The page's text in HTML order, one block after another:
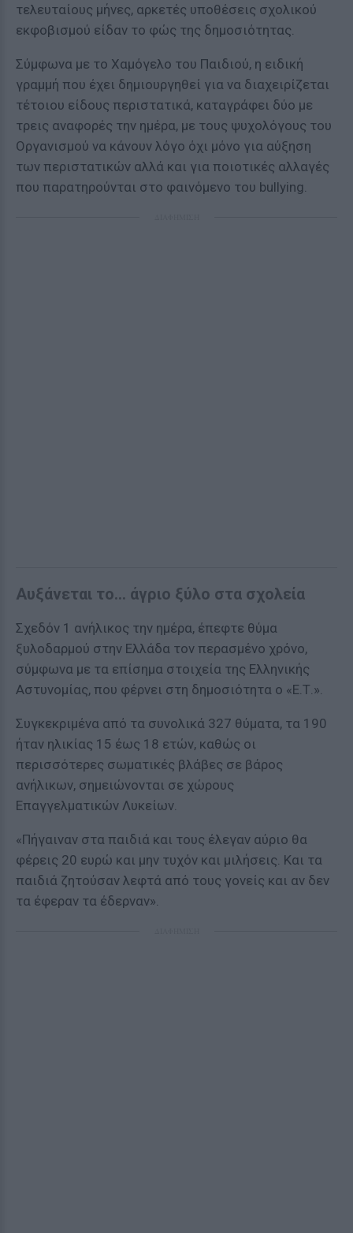
τελευταίους μήνες, αρκετές υποθέσεις σχολικού
εκφοβισμού είδαν το φώς της δημοσιότητας.
Σύμφωνα με το Χαμόγελο του Παιδιού, η ειδική
γραμμή που έχει δημιουργηθεί για να διαχειρίζεται
τέτοιου είδους περιστατικά, καταγράφει δύο με
τρεις αναφορές την ημέρα, με τους ψυχολόγους του
Οργανισμού να κάνουν λόγο όχι μόνο για αύξηση
των περιστατικών αλλά και για ποιοτικές αλλαγές
που παρατηρούνται στο φαινόμενο του bullying.
Αυξάνεται το… άγριο ξύλο στα σχολεία
Σχεδόν 1 ανήλικος την ημέρα, έπεφτε θύμα
ξυλοδαρμού στην Ελλάδα τον περασμένο χρόνο,
σύμφωνα με τα επίσημα στοιχεία της Ελληνικής
Αστυνομίας, που φέρνει στη δημοσιότητα ο «Ε.Τ.».
Συγκεκριμένα από τα συνολικά 327 θύματα, τα 190
ήταν ηλικίας 15 έως 18 ετών, καθώς οι
περισσότερες σωματικές βλάβες σε βάρος
ανήλικων, σημειώνονται σε χώρους
Επαγγελματικών Λυκείων.
«Πήγαιναν στα παιδιά και τους έλεγαν αύριο θα
φέρεις 20 ευρώ και μην τυχόν και μιλήσεις. Και τα
παιδιά ζητούσαν λεφτά από τους γονείς και αν δεν
τα έφεραν τα έδερναν».